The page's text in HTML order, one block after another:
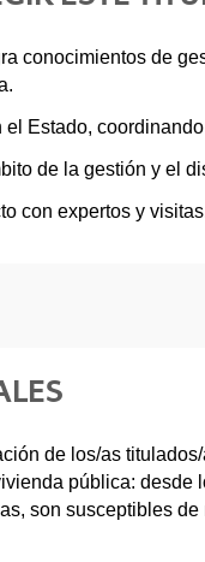
conocimientos de
Estado,
de la gestión y el
con expertos y
de los/as
pública:
son susceptibles